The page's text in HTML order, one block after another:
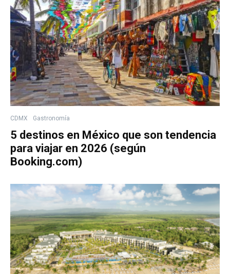
CDMX Gastronomía
5 destinos en México que son tendencia
para viajar en 2026 (según
Booking.com)